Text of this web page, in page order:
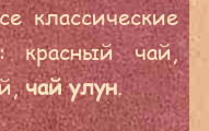
классические
красный чай,
чай улун.